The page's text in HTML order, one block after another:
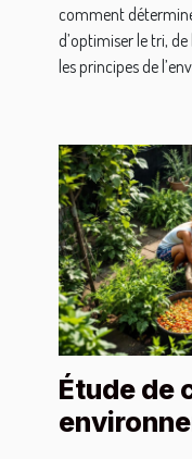
comment
d’optimiser le tri,
les principes de
Étude de